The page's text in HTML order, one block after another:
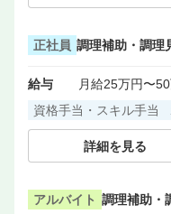
正社員 調理補助・調理
給与
月給25万円〜
資格手当・スキル手当
詳細を見る
アルバイト 調理補助・